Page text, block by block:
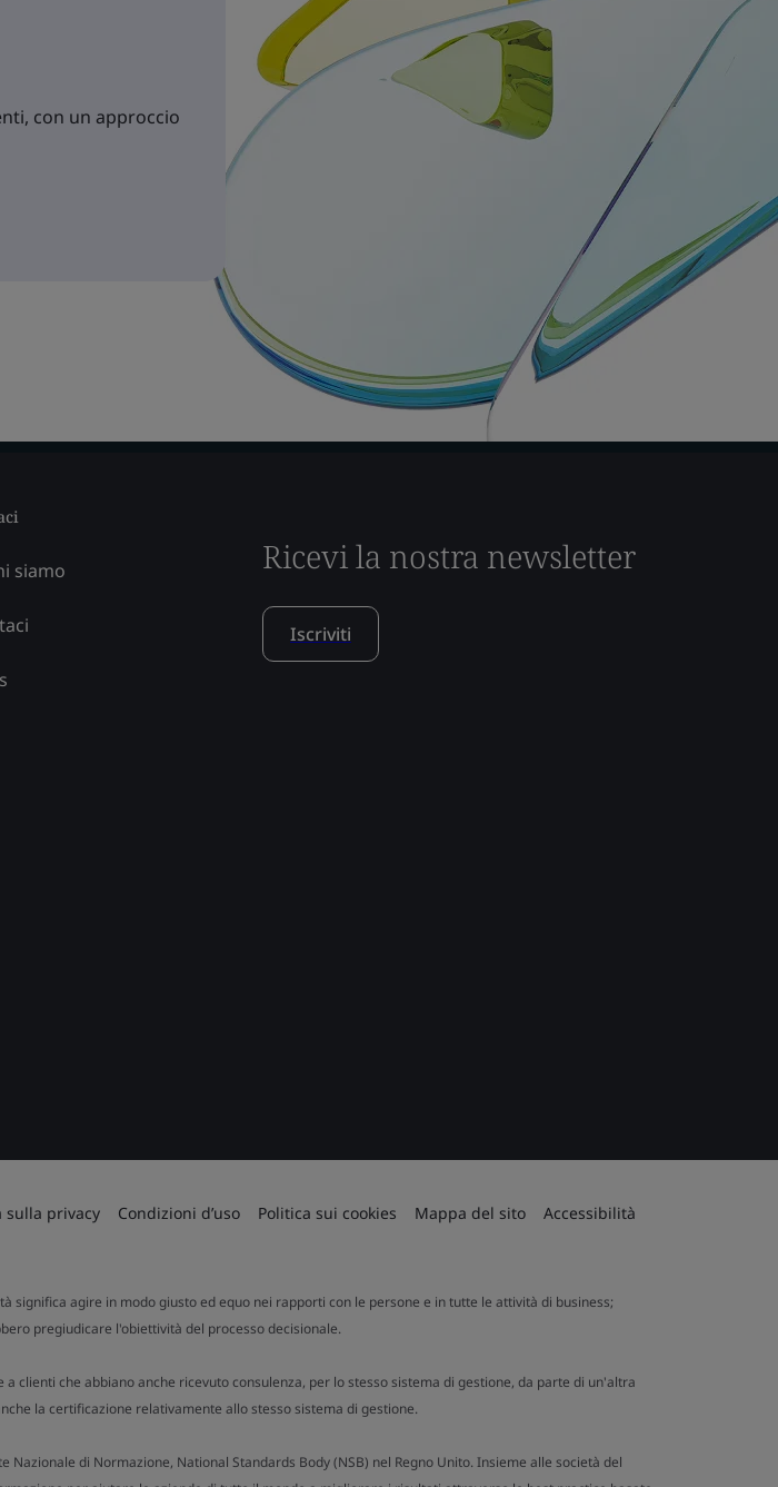
con un approccio
siamo Ricevi la nostra newsletter
Iscriviti
sulla privacy Condizioni d’uso Politica sui cookies Mappa del sito Accessibilità
agire in modo giusto ed equo nei rapporti con le persone e in tutte le attività di business;
pregiudicare l'obiettività del processo decisionale.
che abbiano anche ricevuto consulenza, per lo stesso sistema di gestione, da parte di un'altra
la certificazione relativamente allo stesso sistema di gestione.
di Normazione, National Standards Body (NSB) nel Regno Unito. Insieme alle società del